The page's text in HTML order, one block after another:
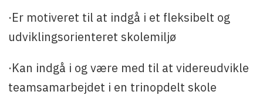
·Er motiveret til at indgå i et fleksibelt og
udviklingsorienteret skolemiljø
·Kan indgå i og være med til at videreudvikle
teamsamarbejdet i en trinopdelt skole